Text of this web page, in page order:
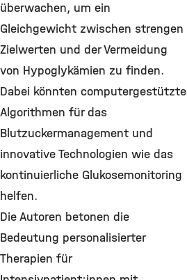
überwachen, um ein
Gleichgewicht zwischen strengen
Zielwerten und der Vermeidung
von Hypoglykämien zu finden.
Dabei könnten computergestützte
Algorithmen für das
Blutzuckermanagement und
innovative Technologien wie das
kontinuierliche Glukosemonitoring
helfen.
Die Autoren betonen die
Bedeutung personalisierter
Therapien für